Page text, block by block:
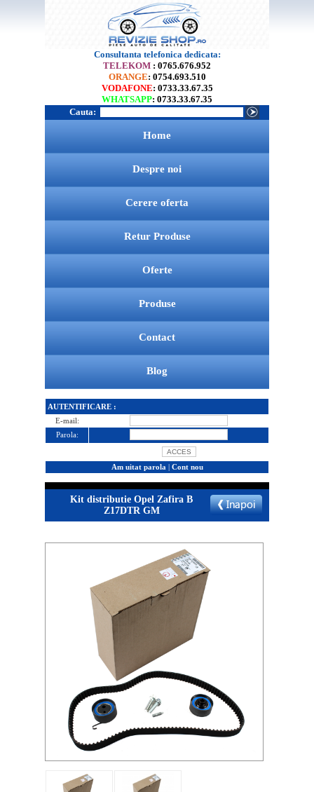
Consultanta telefonica dedicata:
TELEKOM : 0765.676.952
ORANGE: 0754.693.510
VODAFONE: 0733.33.67.35
WHATSAPP: 0733.33.67.35
Cauta:
Home
Despre noi
Cerere oferta
Retur Produse
Oferte
Produse
Contact
Blog
AUTENTIFICARE :
E-mail:
Parola:
Am uitat parola | Cont nou
Kit distributie Opel Zafira B
Z17DTR GM